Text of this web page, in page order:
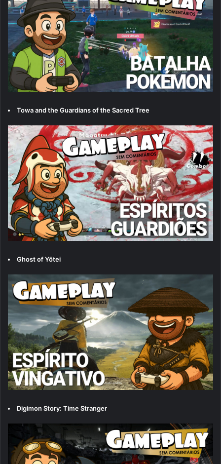
Towa and the Guardians of the Sacred Tree
Ghost of Yōtei
Digimon Story: Time Stranger